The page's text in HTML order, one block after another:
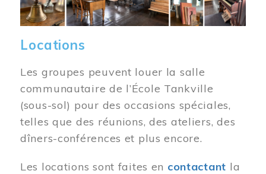
Locations
Les groupes peuvent louer la salle
communautaire de l’École Tankville
(sous-sol) pour des occasions spéciales,
telles que des réunions, des ateliers, des
dîners-conférences et plus encore.
Les locations sont faites en contactant la